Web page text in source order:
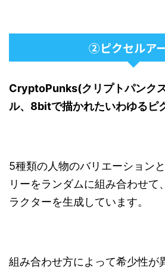
②ピクセルア
CryptoPunks(クリプトパンク
ル、 8bitで描かれたいわゆるピ
5種類の人物のバリエーション
リーをランダムに組み合わせて
ラクターを生成しています。
組み合わせ方によって希少性が